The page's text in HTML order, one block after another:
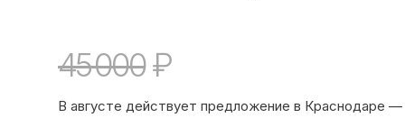
45 000₽
В августе действует предложение в Краснодаре —